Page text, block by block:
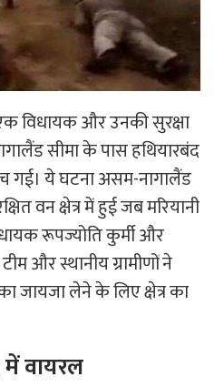
विधायक और उनकी सुरक्षा
सीमा के पास हथियारबंद
गई। ये घटना असम-नागालैंड
वन क्षेत्र में हुई जब मरियानी
रूपज्योति कुर्मी और
और स्थानीय ग्रामीणों ने
जायजा लेने के लिए क्षेत्र का
में वायरल